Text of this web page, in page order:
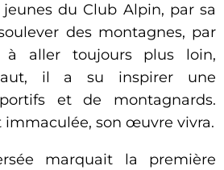
du Club Alpin, par sa
des montagnes, par
à aller toujours plus loin,
il a su inspirer une
et de montagnards.
immaculée, son œuvre vivra.
marquait la première